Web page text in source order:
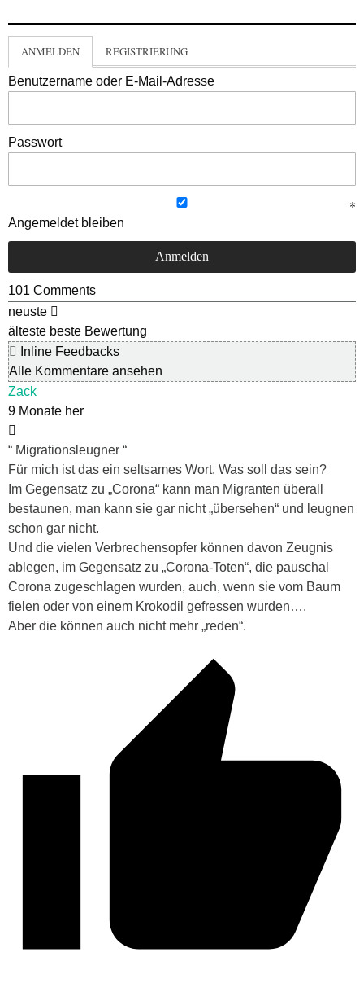
ANMELDEN REGISTRIERUNG
Benutzername oder E-Mail-Adresse
Passwort
Angemeldet bleiben
101 Comments
neuste
älteste beste Bewertung
Inline Feedbacks
Alle Kommentare ansehen
Zack
9 Monate her
“ Migrationsleugner “
Für mich ist das ein seltsames Wort. Was soll das sein?
Im Gegensatz zu „Corona“ kann man Migranten überall
bestaunen, man kann sie gar nicht „übersehen“ und leugnen
schon gar nicht.
Und die vielen Verbrechensopfer können davon Zeugnis
ablegen, im Gegensatz zu „Corona-Toten“, die pauschal
Corona zugeschlagen wurden, auch, wenn sie vom Baum
fielen oder von einem Krokodil gefressen wurden….
Aber die können auch nicht mehr „reden“.